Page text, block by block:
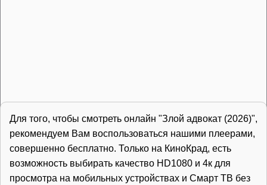
Для того, чтобы смотреть онлайн "Злой адвокат (2026)",
рекомендуем Вам воспользоваться нашими плеерами,
совершенно бесплатно. Только на КиноКрад, есть
возможность выбирать качество HD1080 и 4к для
просмотра на мобильных устройствах и Смарт ТВ без